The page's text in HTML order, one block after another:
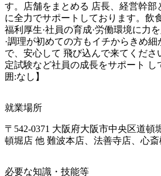
す。店舗をまとめる 店長、経営幹部
に全力でサポートしております。飲
福利厚生·社員の育成·労働環境に力
·調理が初めての方もイチからきめ
で、安心して 飛び込んで来てくださ
定試験など社員の成長をサポート し
囲:なし】
就業場所
〒542-0371 大阪府大阪市中央区道頓
頓堀店 他 難波本店、法善寺店、心
必要な知識・技能等